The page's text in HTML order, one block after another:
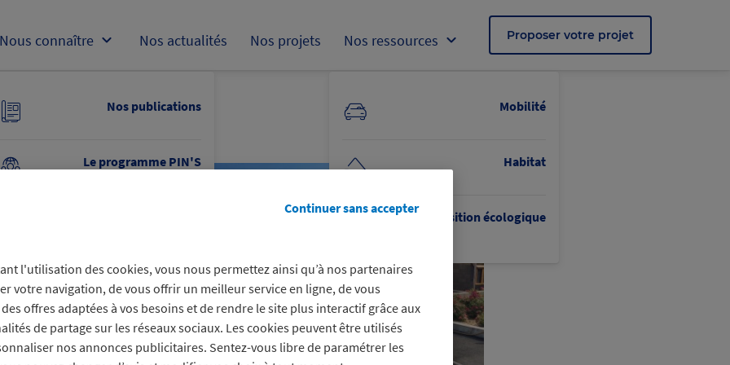
Nous connaître
Nos publications
Le programme PIN'S
Nous découvrir
Obtenir un soutien financier
Nos actualités Nos projets Nos ressources
Mobilité
Habitat
Transition écologique
Proposer votre projet
l'utilisation des cookies, vous nous permettez ainsi qu’à nos partenaires
votre navigation, de vous offrir un meilleur service en ligne, de vous
offres adaptées à vos besoins et de rendre le site plus interactif grâce aux
de partage sur les réseaux sociaux. Les cookies peuvent être utilisés
nos annonces publicitaires. Sentez-vous libre de paramétrer les
Continuer sans accepter